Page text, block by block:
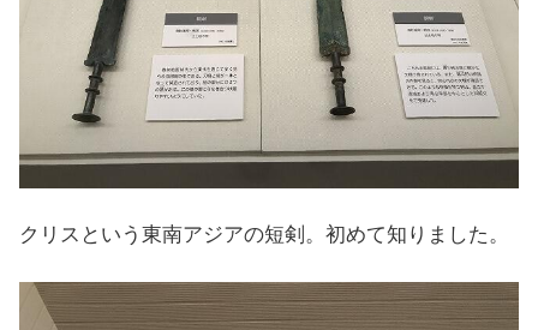
クリスという東南アジアの短剣。初めて知りました。